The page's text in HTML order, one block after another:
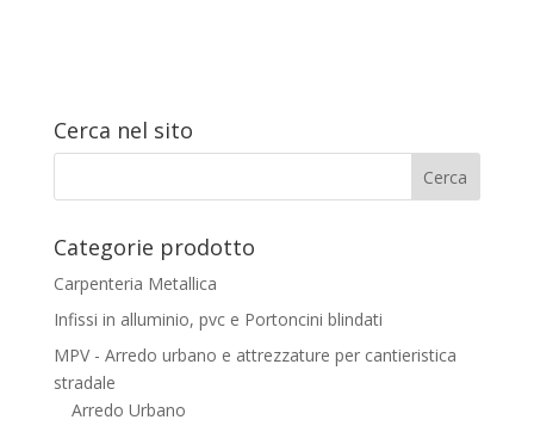
Cerca nel sito
Categorie prodotto
Carpenteria Metallica
Infissi in alluminio, pvc e Portoncini blindati
MPV - Arredo urbano e attrezzature per cantieristica
stradale
Arredo Urbano